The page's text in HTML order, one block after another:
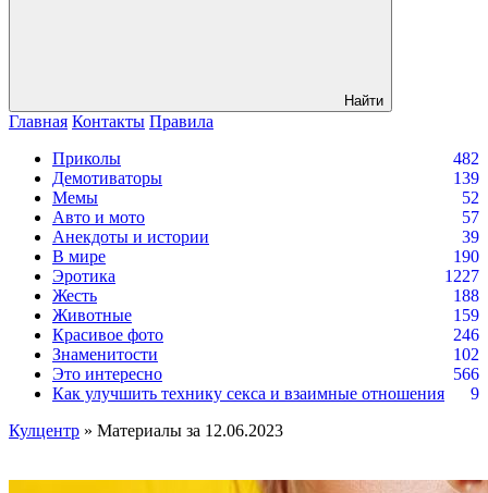
Найти
Главная Контакты Правила
Приколы
482
Демотиваторы
139
Мемы
52
Авто и мото
57
Анекдоты и истории
39
В мире
190
Эротика
1227
Жесть
188
Животные
159
Красивое фото
246
Знаменитости
102
Это интересно
566
Как улучшить технику секса и взаимные отношения
9
Кулцентр » Материалы за 12.06.2023